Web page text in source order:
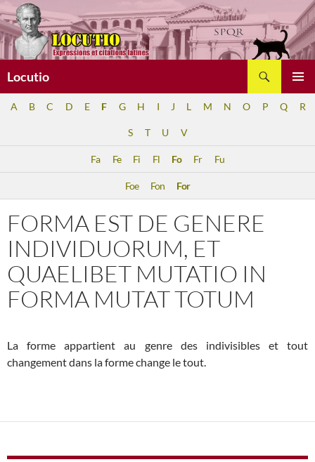
Aller
au
contenu
Locutio
A B C D E F G H I J L M N O P Q R
S T U V
Fa Fe Fi Fl Fo Fr Fu
Foe Fon For
FORMA EST DE GENERE
INDIVIDUORUM, ET
QUAELIBET MUTATIO IN
FORMA MUTAT TOTUM
La forme appartient au genre des indivisibles et tout
changement dans la forme change le tout.